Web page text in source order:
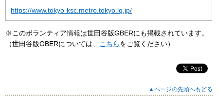
https://www.tokyo-ksc.metro.tokyo.lg.jp/
※このボランティア情報は世田谷版GBERにも掲載されています。
（世田谷版GBERについては、
こちらをご覧ください）
▲ページの先頭へもどる